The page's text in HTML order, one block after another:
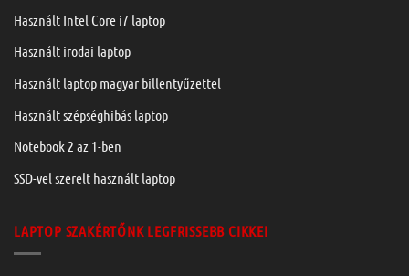
Használt Intel Core i7 laptop
Használt irodai laptop
Használt laptop magyar billentyűzettel
Használt szépséghibás laptop
Notebook 2 az 1-ben
SSD-vel szerelt használt laptop
LAPTOP SZAKÉRTŐNK LEGFRISSEBB CIKKEI